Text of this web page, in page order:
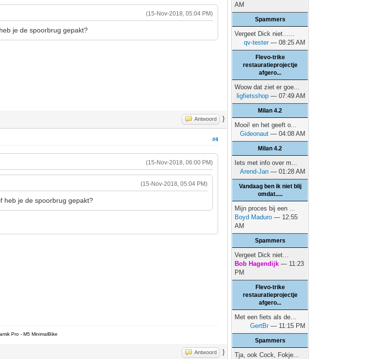
(15-Nov-2018, 05:04 PM)
je de spoorbrug gepakt?
Antwoord }
#4
(15-Nov-2018, 06:00 PM)
(15-Nov-2018, 05:04 PM)
heb je de spoorbrug gepakt?
Pro - M5 MinimalBike
Antwoord }
AM
Spammers
Vergeet Dick niet…...
qv-tester— 08:25 AM
Flevo-trike
restauratieprojectje
afgero...
Woow dat ziet er goe...
ligfietsshop — 07:49 AM
Milan 4.2
Mooi! en het geeft o...
Gideonaut — 04:08 AM
Milan 4.2
Iets met info over m...
Arend-Jan — 01:28 AM
Vandaag ben ik niet blij
omdat.....
Mijn proces bij een ...
Boyd Maduro — 12:55
AM
Spammers
Vergeet Dick niet…
Bob Hagendijk — 11:23
PM
Flevo-trike
restauratieprojectje
afgero...
Met een fiets als de...
GertBr— 11:15 PM
Spammers
Tja, ook Cock, Fokje...